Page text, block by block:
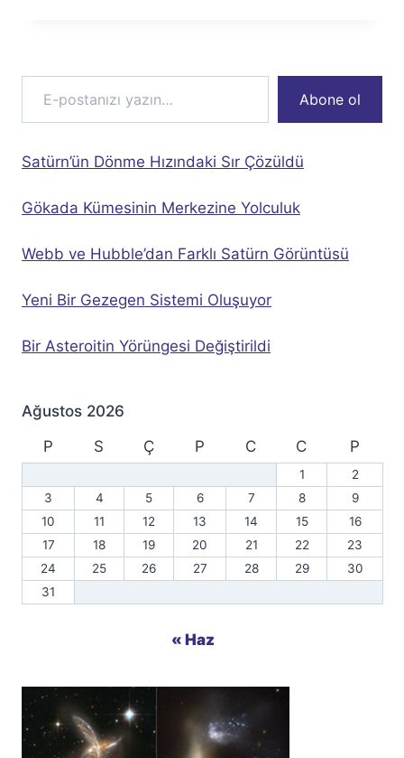
E-postanızı yazın…
Abone ol
Satürn’ün Dönme Hızındaki Sır Çözüldü
Gökada Kümesinin Merkezine Yolculuk
Webb ve Hubble’dan Farklı Satürn Görüntüsü
Yeni Bir Gezegen Sistemi Oluşuyor
Bir Asteroitin Yörüngesi Değiştirildi
Ağustos 2026
P
S Ç P C C P
1
2
3
4 5 6 7 8
9
10
11 12 13 14 15
16
17
18 19 20 21 22
23
24
25 26 27 28 29
30
31
« Haz